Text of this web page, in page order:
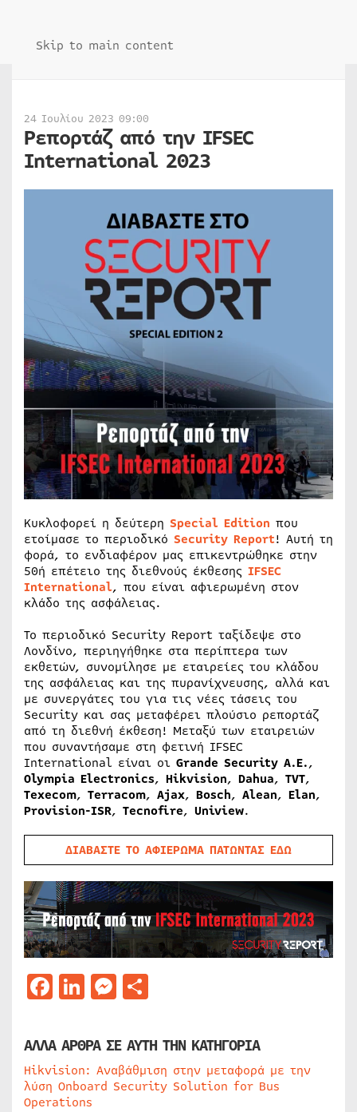
Skip to main content
24 Ιουλίου 2023 09:00
Ρεπορτάζ από την IFSEC
International 2023
Κυκλοφορεί η δεύτερη Special Edition που
ετοίμασε το περιοδικό Security Report! Αυτή τη
φορά, το ενδιαφέρον μας επικεντρώθηκε στην
50ή επέτειο της διεθνούς έκθεσης IFSEC
International, που είναι αφιερωμένη στον
κλάδο της ασφάλειας.
Το περιοδικό Security Report ταξίδεψε στο
Λονδίνο, περιηγήθηκε στα περίπτερα των
εκθετών, συνομίλησε με εταιρείες του κλάδου
της ασφάλειας και της πυρανίχνευσης, αλλά και
με συνεργάτες του για τις νέες τάσεις του
Security και σας μεταφέρει πλούσιο ρεπορτάζ
από τη διεθνή έκθεση! Μεταξύ των εταιρειών
που συναντήσαμε στη φετινή IFSEC
International είναι οι Grande Security Α.Ε.,
Olympia Electronics, Hikvision, Dahua, TVT,
Texecom, Terracom, Ajax, Bosch, Alean, Elan,
Provision-ISR, Tecnofire, Uniview.
ΔΙΑΒΑΣΤΕ ΤΟ ΑΦΙΕΡΩΜΑ ΠΑΤΩΝΤΑΣ ΕΔΩ
Facebook
LinkedIn
Messenger
ΑΛΛΑ ΑΡΘΡΑ ΣΕ ΑΥΤΗ ΤΗΝ ΚΑΤΗΓΟΡΙΑ
Hikvision: Αναβάθμιση στην μεταφορά με την
λύση Onboard Security Solution for Bus
Operations